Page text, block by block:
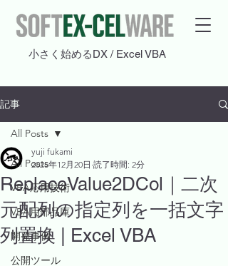
​小さく始めるDX / Excel VBA
記事
All Posts
VBA応用技術
VBA用部品庫
開発事例
公開ツール
All Posts
ReplaceValue2DCol｜二次
元配列の指定列を一括文字
列置換 | Excel VBA
yuji fukami
2025年12月20日 読了時間: 2分